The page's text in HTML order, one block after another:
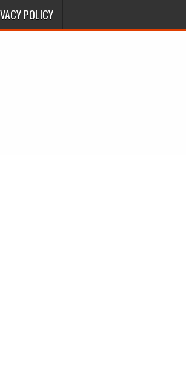
POLICY